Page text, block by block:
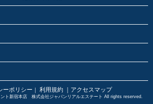
ーポリシー ｜ 利用規約 ｜アクセスマップ
ト新宿本店 株式会社ジャパンリアルエステート All rights reserved.